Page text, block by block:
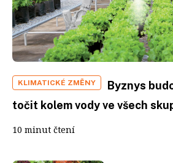
KLIMATICKÉ ZMĚNY
Byznys
točit kolem vody ve všech
10 minut čtení